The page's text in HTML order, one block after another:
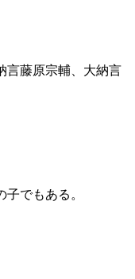
言藤原宗輔、大納言
でもある。